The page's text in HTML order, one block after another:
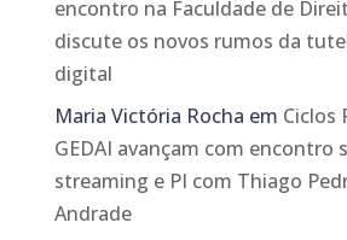
encontro na Faculdade de
discute os novos rumos da
digital
Maria Victória Rocha em Ciclos
GEDAI avançam com encontro
streaming e PI com Thiago
Andrade